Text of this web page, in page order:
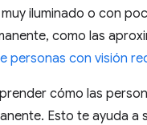
iluminado o con
como las
personas con visión
cómo las
Esto te ayuda a